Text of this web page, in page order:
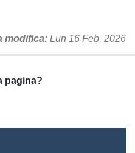
modifica Lun 16 Feb, 2026
pagina?